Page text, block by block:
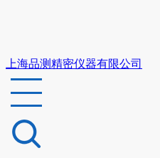
上海品测精密仪器有限公司